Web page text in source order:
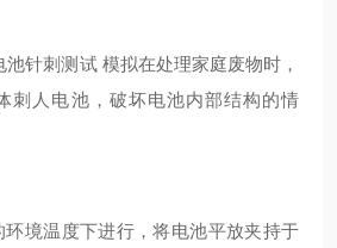
针刺测试 模拟在处理家庭废物时，
刺人电池，破坏电池内部结构的情
境温度下进行，将电池平放夹持于